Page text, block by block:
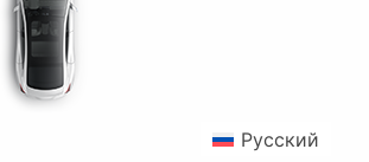
Русский